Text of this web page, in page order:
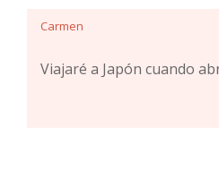
Carmen
Viajaré a Japón cuando